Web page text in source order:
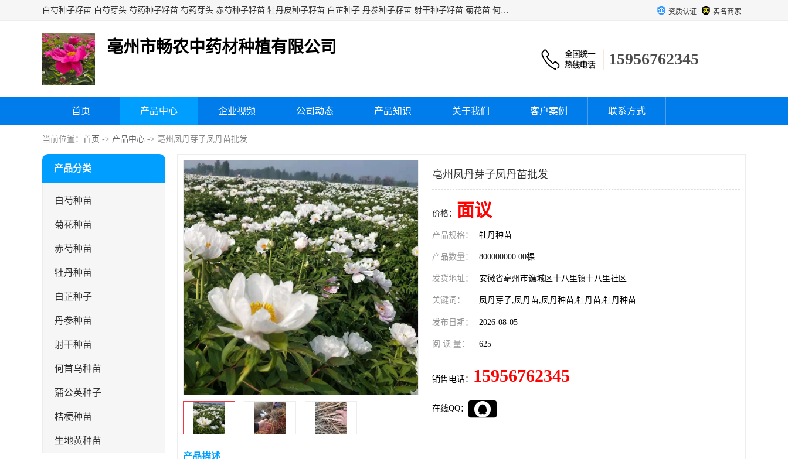
白芍种子籽苗 白芍芽头 芍药种子籽苗 芍药芽头 赤芍种子籽苗 牡丹皮种子籽苗 白芷种子 丹参种子籽苗 射干种子籽苗 菊花苗 何乌苗 蒲公英种子 桔梗种子籽苗 生地黄芽苗 玄参芽苗 元参芽苗 黑参芽苗 紫苑芽 紫菀苗 板蓝根种子 板兰根籽 大青叶种子 大青根种苗 防风种子 夏枯草种子 夏枯球籽 知母种子籽苗 白术种子 白术籽苗 薄荷种子籽苗 红花种子籽油 资质认证 实名商家
亳州市畅农中药材种植有限公司
15956762345
首页 产品中心 企业视频 公司动态 产品知识 关于我们 客户案例 联系方式
当前位置： 首页 -> 产品中心 -> 亳州凤丹芽子凤丹苗批发
产品分类
白芍种苗
菊花种苗
赤芍种苗
牡丹种苗
白芷种子
丹参种苗
射干种苗
何首乌种苗
蒲公英种子
桔梗种苗
生地黄种苗
亳州凤丹芽子凤丹苗批发
价格： 面议
产品规格： 牡丹种苗
产品数量： 800000000.00棵
发货地址： 安徽省亳州市谯城区十八里镇十八里社区
关键词： 凤丹芽子,凤丹苗,凤丹种苗,牡丹苗,牡丹种苗
发布日期： 2026-08-05
阅 读 量： 625
销售电话： 15956762345
在线QQ：
产品描述